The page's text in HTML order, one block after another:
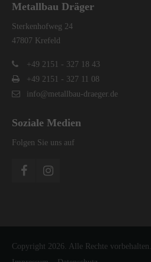
Metallbau Dräger
Sterkenhofweg 24
47807 Krefeld
+49 2151 - 327 18 43
+49 2151 - 327 11 08
info@metallbau-draeger.de
Soziale Medien
Folgen Sie uns auf
Copyright 2026. Alle Rechte vorbehalten.